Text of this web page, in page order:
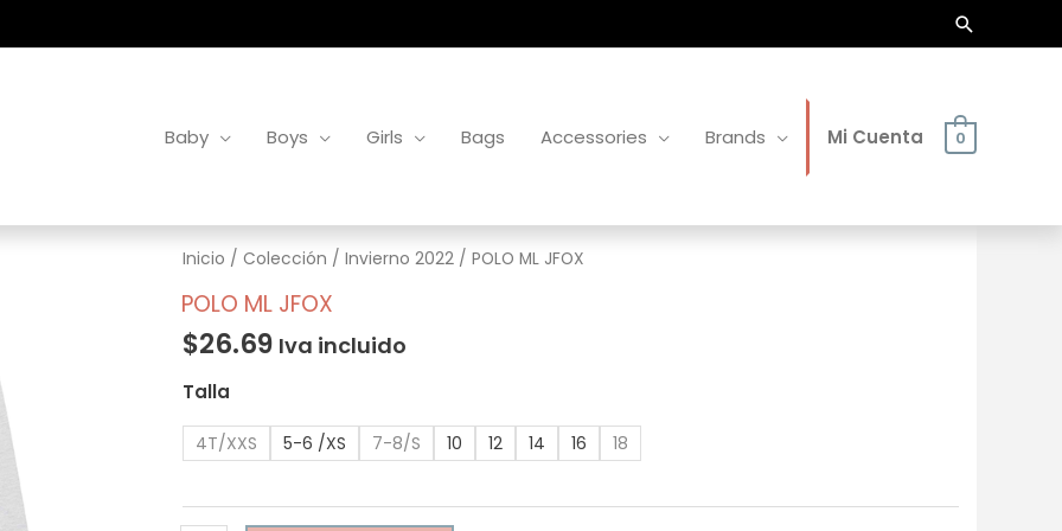
Buscar
Baby Boys Girls Bags Accessories Brands Mi Cuenta 0
Inicio / Colección / Invierno 2022/ POLO ML JFOX
POLO ML JFOX
$26.69 Iva incluido
Talla
4T/XXS 5-6 /XS 7-8/S 10 12 14 16 18
POLO
ML
cantidad